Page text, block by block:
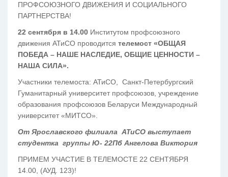
ПРОФСОЮЗНОГО ДВИЖЕНИЯ И СОЦИАЛЬНОГО
ПАРТНЕРСТВА!
22 сентября в 14.00 Институтом профсоюзного
движения АТиСО проводится телемост «ОБЩАЯ
ПОБЕДА – НАШЕ НАСЛЕДИЕ, ОБЩИЕ ЦЕННОСТИ –
НАША СИЛА».
Участники телемоста: АТиСО, Санкт-Петербургский
Гуманитарный университет профсоюзов, учреждение
образования профсоюзов Беларуси Международный
университет «МИТСО».
От Ярославского филиала АТиСО выступает
студентка группы Ю- 22Пб Ангелова Виктория
ПРИМЕМ УЧАСТИЕ В ТЕЛЕМОСТЕ 22 СЕНТЯБРЯ
14.00, (АУД. 123)!